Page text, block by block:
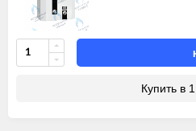
Купить в